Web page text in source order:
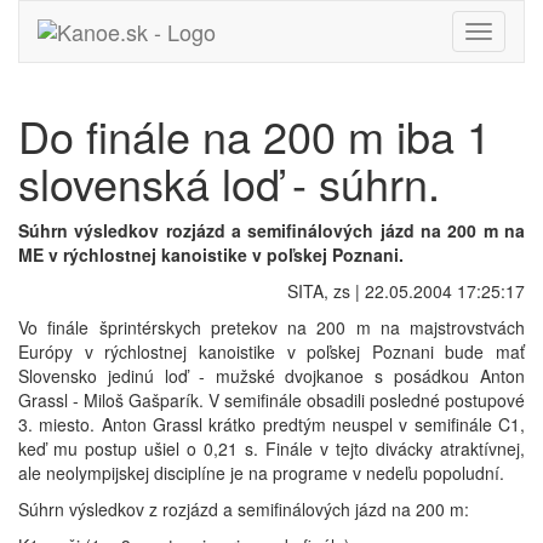
Toggle
Do finále na 200 m iba 1
slovenská loď - súhrn.
Súhrn výsledkov rozjázd a semifinálových jázd na 200 m na
ME v rýchlostnej kanoistike v poľskej Poznani.
SITA, zs | 22.05.2004 17:25:17
Vo finále šprintérskych pretekov na 200 m na majstrovstvách
Európy v rýchlostnej kanoistike v poľskej Poznani bude mať
Slovensko jedinú loď - mužské dvojkanoe s posádkou Anton
Grassl - Miloš Gašparík. V semifinále obsadili posledné postupové
3. miesto. Anton Grassl krátko predtým neuspel v semifinále C1,
keď mu postup ušiel o 0,21 s. Finále v tejto divácky atraktívnej,
ale neolympijskej disciplíne je na programe v nedeľu popoludní.
Súhrn výsledkov z rozjázd a semifinálových jázd na 200 m: